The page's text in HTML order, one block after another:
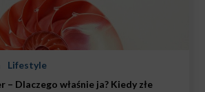
Lifestyle
– Dlaczego właśnie ja? Kiedy złe